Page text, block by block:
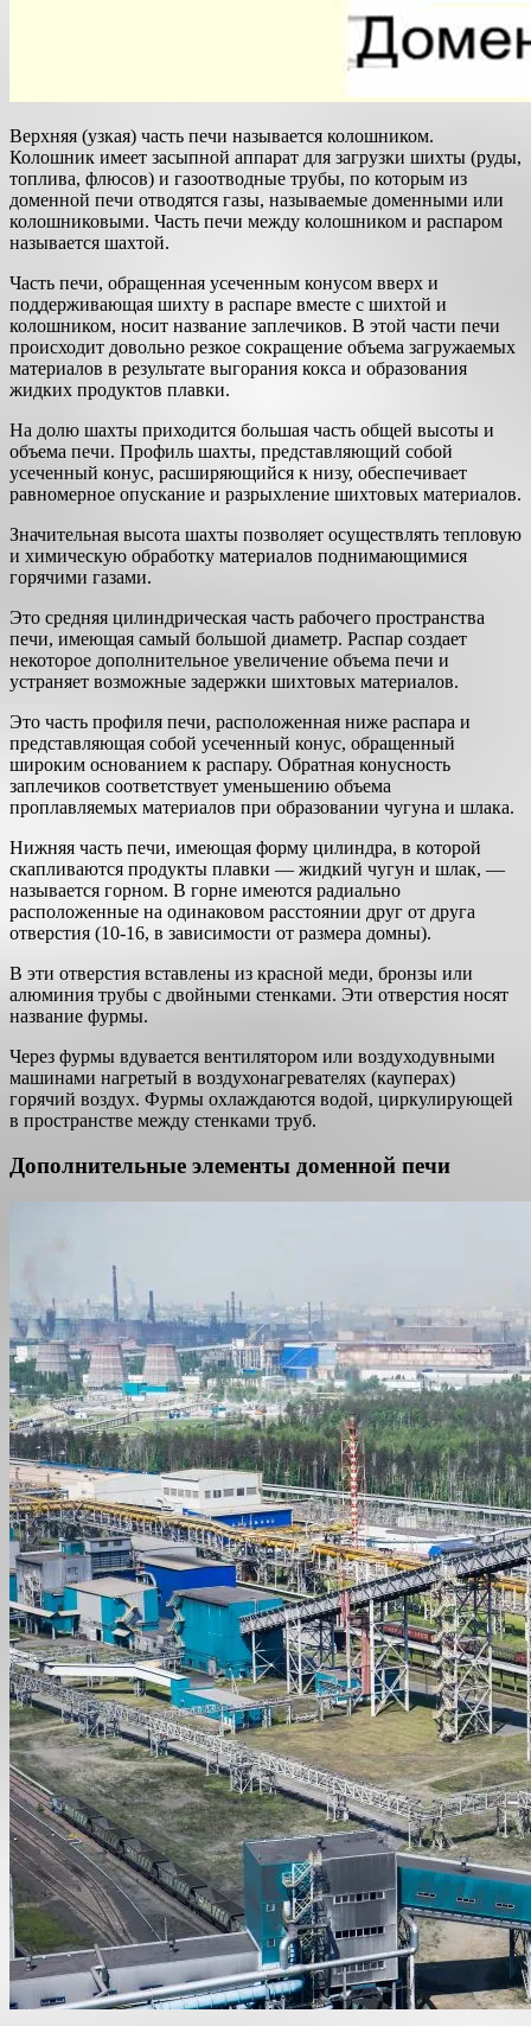
Верхняя (узкая) часть печи называется колошником.
Колошник имеет засыпной аппарат для загрузки шихты (руды,
топлива, флюсов) и газоотводные трубы, по которым из
доменной печи отводятся газы, называемые доменными или
колошниковыми. Часть печи между колошником и распаром
называется шахтой.
Часть печи, обращенная усеченным конусом вверх и
поддерживающая шихту в распаре вместе с шихтой и
колошником, носит название заплечиков. В этой части печи
происходит довольно резкое сокращение объема загружаемых
материалов в результате выгорания кокса и образования
жидких продуктов плавки.
На долю шахты приходится большая часть общей высоты и
объема печи. Профиль шахты, представляющий собой
усеченный конус, расширяющийся к низу, обеспечивает
равномерное опускание и разрыхление шихтовых материалов.
Значительная высота шахты позволяет осуществлять тепловую
и химическую обработку материалов поднимающимися
горячими газами.
Это средняя цилиндрическая часть рабочего пространства
печи, имеющая самый большой диаметр. Распар создает
некоторое дополнительное увеличение объема печи и
устраняет возможные задержки шихтовых материалов.
Это часть профиля печи, расположенная ниже распара и
представляющая собой усеченный конус, обращенный
широким основанием к распару. Обратная конусность
заплечиков соответствует уменьшению объема
проплавляемых материалов при образовании чугуна и шлака.
Нижняя часть печи, имеющая форму цилиндра, в которой
скапливаются продукты плавки — жидкий чугун и шлак, —
называется горном. В горне имеются радиально
расположенные на одинаковом расстоянии друг от друга
отверстия (10-16, в зависимости от размера домны).
В эти отверстия вставлены из красной меди, бронзы или
алюминия трубы с двойными стенками. Эти отверстия носят
название фурмы.
Через фурмы вдувается вентилятором или воздуходувными
машинами нагретый в воздухонагревателях (кауперах)
горячий воздух. Фурмы охлаждаются водой, циркулирующей
в пространстве между стенками труб.
Дополнительные элементы доменной печи